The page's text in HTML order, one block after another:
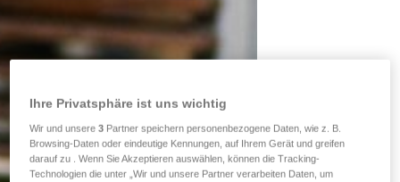
Ihre Privatsphäre ist uns wichtig
Wir und unsere3 Partner speichern personenbezogene Daten, wie z. B.
Browsing-Daten oder eindeutige Kennungen, auf Ihrem Gerät und greifen
darauf zu . Wenn Sie Akzeptieren auswählen, können die Tracking-
Technologien die unter „Wir und unsere Partner verarbeiten Daten, um